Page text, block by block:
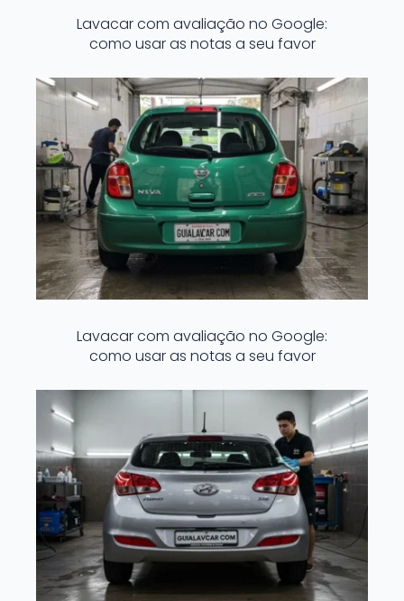
Lavacar com avaliação no Google:
como usar as notas a seu favor
Lavacar com avaliação no Google:
como usar as notas a seu favor